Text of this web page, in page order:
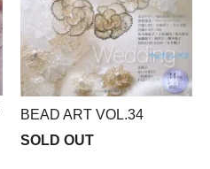
BEAD ART VOL.34
SOLD OUT